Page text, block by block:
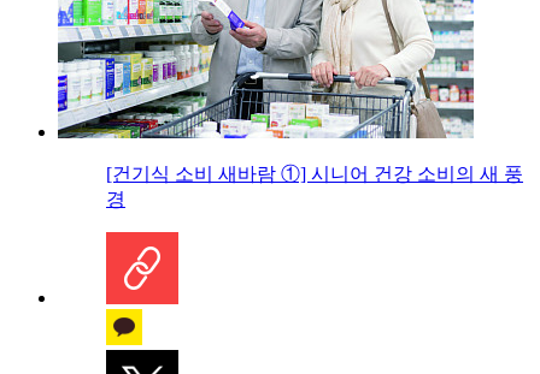
[건기식 소비 새바람 ①] 시니어 건강 소비의 새 풍
경